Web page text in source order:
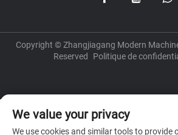
Copyright © Zhangjiagang Modern
Reserved
Politique de
We value your privacy
We use cookies and similar tools to provide